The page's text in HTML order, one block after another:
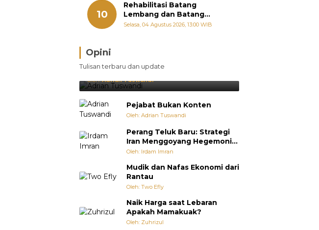
Kementerian
10
Rehabilitasi Batang
Lembang dan Batang
Gawan Segera Dimulai, Zigo
Selasa, 04 Agustus 2026, 13:00 WIB
Opini
Tulisan terbaru dan update
Brasil Lebih Diunggulkan, tetapi
Jepang Selalu Punya Cara Membuat
Kejutan
Oleh:Adrian Tuswandi
Pejabat Bukan Konten
Oleh: Adrian Tuswandi
Perang Teluk Baru: Strategi
Iran Menggoyang Hegemoni
AS dari Dalam
Oleh: Irdam Imran
Mudik dan Nafas Ekonomi dari
Rantau
Oleh: Two Efly
Naik Harga saat Lebaran
Apakah Mamakuak?
Oleh: Zuhrizul